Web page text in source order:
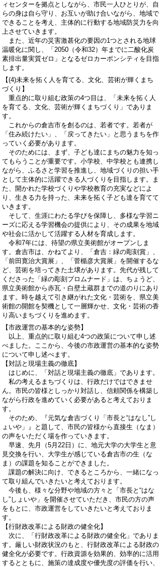
ィセンターを拠点としながら、市民一人ひとりが、自
らの身は自ら守り、お互いが助け合いながら、地域で
できることを考え、主体的に行動する地域防災力を向
上させていきます。
また、近年の災害激甚化の要因の1つとされる地球
温暖化に関し、「2050（令和32）年までに二酸化炭
素排出量実質ゼロ」となるゼロカーボンシティを目指
します。
【(4)未来を拓く人を育てる、文化、芸術が輝くまち
づくり】
重点的に取り組む政策の4つ目は、「未来を拓く人
を育てる、文化、芸術が輝くまちづくり」でありま
す。
これからの倉吉市を創るのは、若者です。若者が
「住み続けたい」、「戻ってきたい」と思うまちを作
っていく必要があります。
そのためには、まず、子ども達にまちの魅力を知っ
てもらうことが重要です。小学校、中学校とも連携し
ながら、ふるさと学習を推進し、地域づくりの担い手
として主体的に活躍できる人づくりを目指します。ま
た、開かれた学校づくりや学校教育の充実などによ
り、生きる力を持った、未来を拓く子ども達を育てて
いきます。
そして、生涯にわたる学びを保障し、多様な学習ニ
ーズに応える学習機会の提供により、その成果を地域
や社会に活かして活躍する人材を育成します。
令和7年には、待望の県立美術館がオープンしま
す。倉吉市は、かねてより、「倉吉：緑の彫刻賞」、
「前田寛治大賞展」、「菅楯彦大賞展」を開催するな
ど、芸術を培ってきた土壌があります。先代が残して
くださった「緑の彫刻プロムナード」は、ちょうど、
県立美術館から赤瓦・白壁土蔵群までの道のりにあり
ます。時を越えて引き継がれた文化・芸術を、県立美
術館の開館を契機として一層輝かせ、文化・芸術の香
り高いまちづくりを進めます。
【市政運営の基本的な姿勢】
以上、重点的に取り組む4つの政策について申し述
べました。ここから、今後の市政運営の基本的な姿勢
について申し述べます。
【対話と現場主義の徹底】
はじめに、「対話と現場主義の徹底」であります。
私の考えるまちづくりは、行政だけではできませ
ん。市民の皆様としっかり対話し、信頼関係を構築し
ながら行政を進めていく必要があると考えておりま
す。
そのため、『元気な倉吉づくり「市長と“はなし”し
ょいや」』と題して、市民の皆様から直接生（なま）
の声をいただく場を作っていきます。
早速、先月（5月22日）に、地元大学の大学生と意
見交換を行い、大学生が感じている倉吉市の生（な
ま）の課題を知ることができました。
課題の解決に向け、できるところから、一緒になっ
て取り組んでいきたいと考えております。
今後も、様々な分野や地域の方々と「市長と“はな
し”しょいや」を開催させていただき、市民の方の声
をもとに、市政運営をしていきたいと考えておりま
す。
【行財政改革による財政の健全化】
次に、「行財政改革による財政の健全化」でありま
す。厳しい財政状況のもと、行財政改革による財政の
健全化が必要です。行政資源を効果的、効率的に活用
するとともに、施策の達成度や優先度の評価を行い、